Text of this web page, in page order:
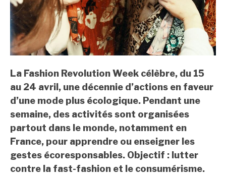
La Fashion Revolution Week célèbre, du 15
au 24 avril, une décennie d’actions en faveur
d’une mode plus écologique. Pendant une
semaine, des activités sont organisées
partout dans le monde, notamment en
France, pour apprendre ou enseigner les
gestes écoresponsables. Objectif : lutter
contre la fast-fashion et le consumérisme.